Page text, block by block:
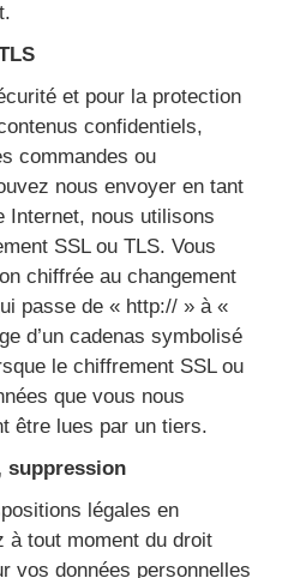
et pour la protection
confidentiels,
commandes ou
nous envoyer en tant
Internet, nous utilisons
SSL ou TLS. Vous
chiffrée au changement
passe de « http:// » à «
d’un cadenas symbolisé
le chiffrement SSL ou
que vous nous
être lues par un tiers.
suppression
légales en
à tout moment du droit
vos données personnelles